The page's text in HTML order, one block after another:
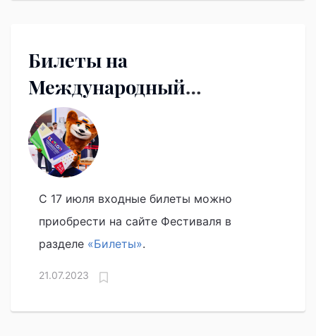
Билеты на
Международный
фестиваль
университетского спорта
поступили в продажу
С 17 июля входные билеты можно
приобрести на сайте Фестиваля в
разделе «Билеты».
21.07.2023